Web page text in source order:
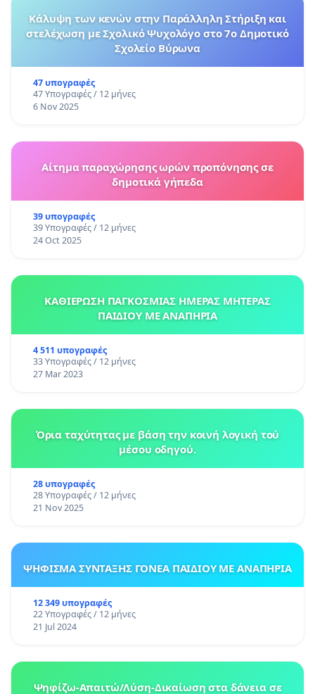
Κάλυψη των κενών στην Παράλληλη Στήριξη και
στελέχωση με Σχολικό Ψυχολόγο στο 7ο Δημοτικό
Σχολείο Βύρωνα
47 υπογραφές
47 Υπογραφές / 12 μήνες
6 Nov 2025
Αίτημα παραχώρησης ωρών προπόνησης σε
δημοτικά γήπεδα
39 υπογραφές
39 Υπογραφές / 12 μήνες
24 Oct 2025
ΚΑΘΙΕΡΩΣΗ ΠΑΓΚΟΣΜΙΑΣ ΗΜΕΡΑΣ ΜΗΤΕΡΑΣ
ΠΑΙΔΙΟΥ ΜΕ ΑΝΑΠΗΡΙΑ
4 511 υπογραφές
33 Υπογραφές / 12 μήνες
27 Mar 2023
Όρια ταχύτητας με βάση την κοινή λογική τού
μέσου οδηγού.
28 υπογραφές
28 Υπογραφές / 12 μήνες
21 Nov 2025
ΨΗΦΙΣΜΑ ΣΥΝΤΑΞΗΣ ΓΟΝΕΑ ΠΑΙΔΙΟΥ ΜΕ ΑΝΑΠΗΡΙΑ
12 349 υπογραφές
22 Υπογραφές / 12 μήνες
21 Jul 2024
Ψηφίζω-Απαιτώ/Λύση-Δικαίωση στα δάνεια σε